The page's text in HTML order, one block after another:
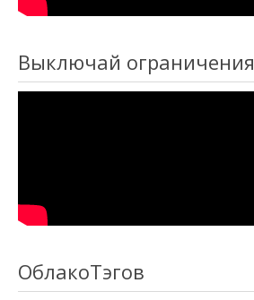
Выключай ограничения
ОблакоТэгов